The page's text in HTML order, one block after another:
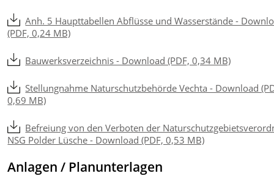
Anh. 5 Haupttabellen Abflüsse und Wasserstände -
(PDF, 0,24 MB)
Bauwerksverzeichnis - Download (PDF, 0,34 MB)
Stellungnahme Naturschutzbehörde Vechta - Download
0,69 MB)
Befreiung von den Verboten der
NSG Polder Lüsche - Download (PDF, 0,53 MB)
Anlagen / Planunterlagen